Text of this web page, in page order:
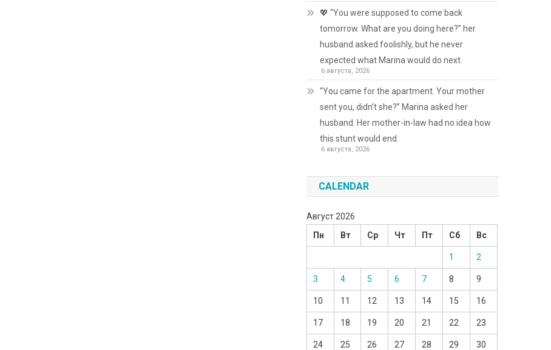
💖 “You were supposed to come back
tomorrow. What are you doing here?” her
husband asked foolishly, but he never
expected what Marina would do next.
6 августа, 2026
“You came for the apartment. Your mother
sent you, didn’t she?” Marina asked her
husband. Her mother-in-law had no idea how
this stunt would end.
6 августа, 2026
CALENDAR
Август 2026
Пн
Вт Ср Чт Пт Сб Вс
1 2
3 4 5 6 7 8 9
10 11 12 13 14 15 16
17 18 19 20 21 22 23
24 25 26 27 28 29 30